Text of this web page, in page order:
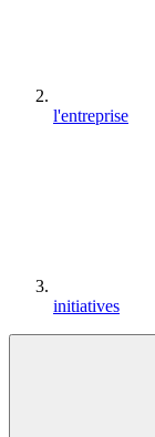
l'entreprise
initiatives